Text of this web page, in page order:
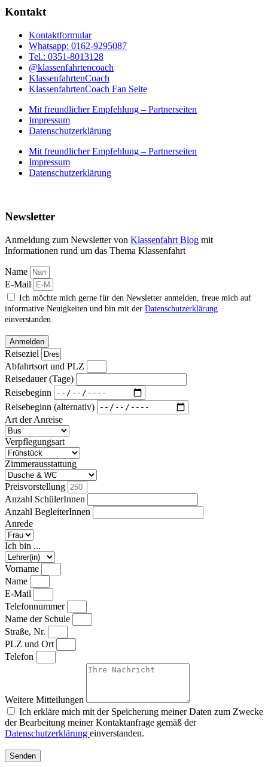
Kontakt
Kontaktformular
Whatsapp: 0162-9295087
Tel.: 0351-8013128
@klassenfahrtencoach
KlassenfahrtenCoach
KlassenfahrtenCoach Fan Seite
Mit freundlicher Empfehlung – Partnerseiten
Impressum
Datenschutzerklärung
Mit freundlicher Empfehlung – Partnerseiten
Impressum
Datenschutzerklärung
Newsletter
Anmeldung zum Newsletter von Klassenfahrt Blog mit
Informationen rund um das Thema Klassenfahrt
Name
E-Mail
Ich möchte mich gerne für den Newsletter anmelden, freue mich auf
informative Neuigkeiten und bin mit der Datenschutzerklärung
einverstanden.
Anmelden
Reiseziel
Abfahrtsort und PLZ
Reisedauer (Tage)
Reisebeginn
Reisebeginn (alternativ)
Art der Anreise
Verpflegungsart
Zimmerausstattung
Preisvorstellung
Anzahl SchülerInnen
Anzahl BegleiterInnen
Anrede
Ich bin ...
Vorname
Name
E-Mail
Telefonnummer
Name der Schule
Straße, Nr.
PLZ und Ort
Telefon
Weitere Mitteilungen
Ich erkläre mich mit der Speicherung meiner Daten zum Zwecke
der Bearbeitung meiner Kontaktanfrage gemäß der
Datenschutzerklärung einverstanden.
Senden